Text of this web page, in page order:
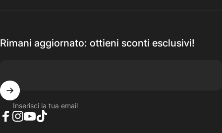
Rimani aggiornato: ottieni sconti esclusivi!
Inserisci la tua email